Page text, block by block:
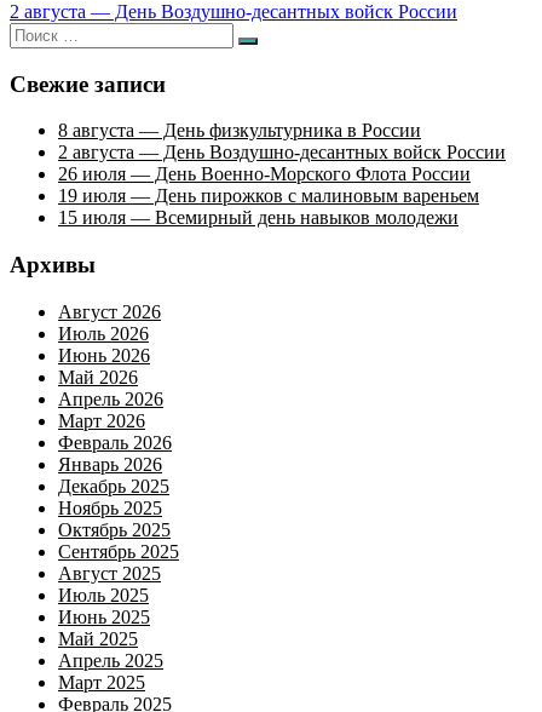
Навигация
по
записям
2 августа — День Воздушно-десантных войск России
Искать:
Поиск
Свежие записи
8 августа — День физкультурника в России
2 августа — День Воздушно-десантных войск России
26 июля — День Военно-Морского Флота России
19 июля — День пирожков с малиновым вареньем
15 июля — Всемирный день навыков молодежи
Архивы
Август 2026
Июль 2026
Июнь 2026
Май 2026
Апрель 2026
Март 2026
Февраль 2026
Январь 2026
Декабрь 2025
Ноябрь 2025
Октябрь 2025
Сентябрь 2025
Август 2025
Июль 2025
Июнь 2025
Май 2025
Апрель 2025
Март 2025
Февраль 2025